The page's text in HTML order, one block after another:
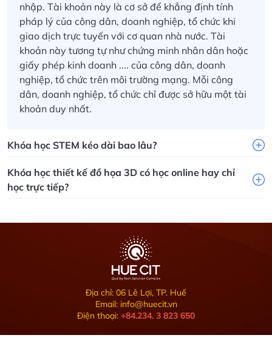
nhập. Tài khoản này là cơ sở để khẳng định tính
pháp lý của công dân, doanh nghiệp, tổ chức khi
giao dịch trực tuyến với cơ quan nhà nước. Tài
khoản này tương tự như chứng minh nhân dân hoặc
giấy phép kinh doanh .... của công dân, doanh
nghiệp, tổ chức trên môi trường mạng. Mỗi công
dân, doanh nghiệp, tổ chức chỉ được sở hữu một tài
khoản duy nhất.
Khóa học STEM kéo dài bao lâu?
Khóa học thiết kế đồ họa 3D có học online hay chỉ
học trực tiếp?
Địa chỉ: 06 Lê Lợi, TP. Huế
Email: info@huecit.vn
Điện thoại: +84.234. 3 823 650